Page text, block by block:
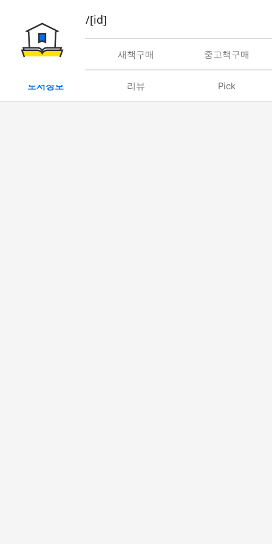
book/rent/[id]
대여 새책구매 중고책구매
도서정보 리뷰 Pick